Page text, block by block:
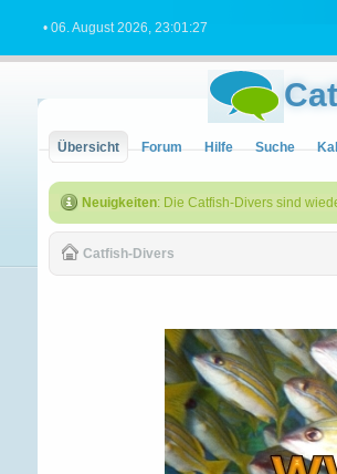
• 06. August 2026, 23:01:27
Übersicht Forum Hilfe Suche
Neuigkeiten: Die Catfish-Divers sind
Catfish-Divers